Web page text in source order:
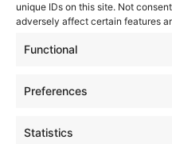
unique IDs on this site. Not
adversely affect certain features
Functional
Preferences
Statistics
Informasjon